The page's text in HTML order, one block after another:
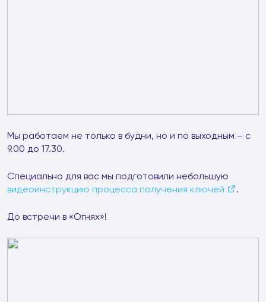
Мы работаем не только в будни, но и по выходным – с
9.00 до 17.30.
Специально для вас мы подготовили небольшую
видеоинструкцию процесса получения ключей
.
До встречи в «Огнях»!